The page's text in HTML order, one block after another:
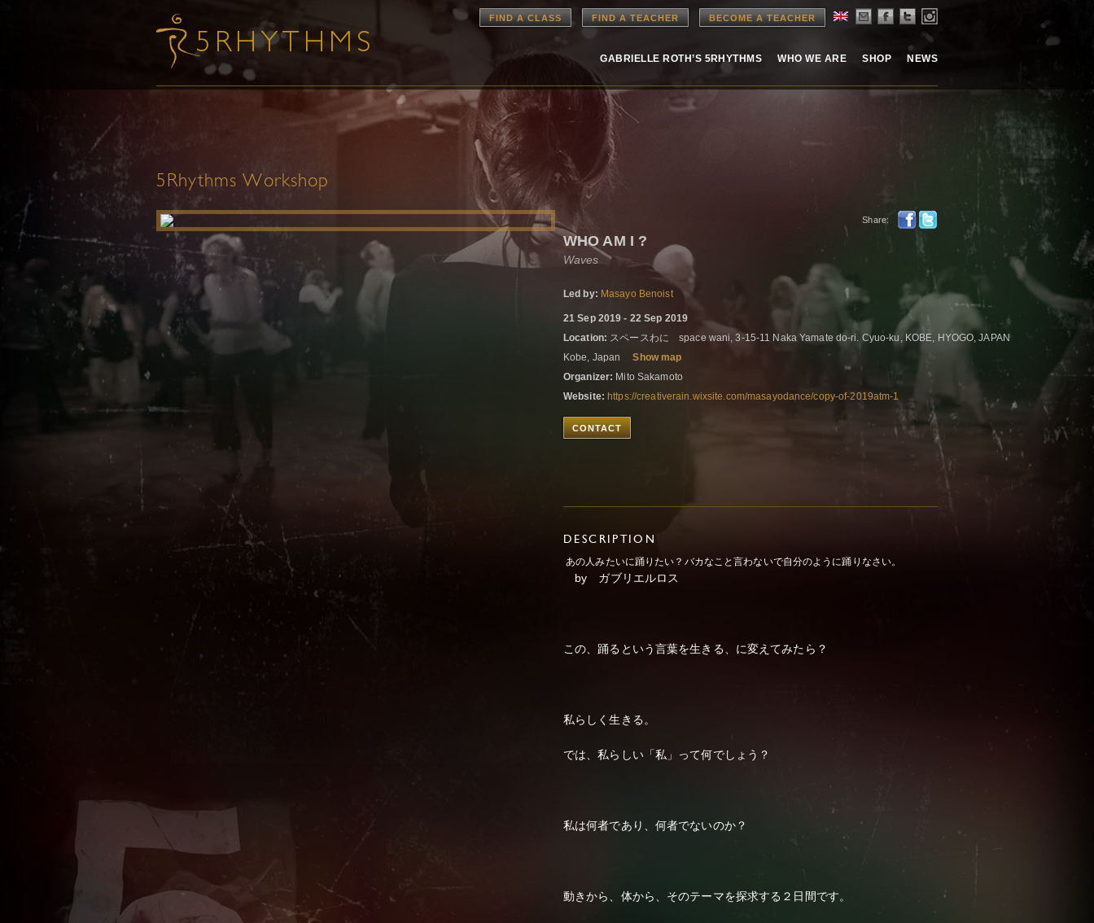
FIND A CLASS FIND A TEACHER BECOME A TEACHER
GABRIELLE ROTH’S 5RHYTHMS WHO WE ARE SHOP NEWS
5Rhythms Workshop
Share:
WHO AM I ?
Waves
Led by: Masayo Benoist
21 Sep 2019 - 22 Sep 2019
Location: スペースわに space wani, 3-15-11 Naka Yamate do-ri. Cyuo-ku, KOBE, HYOGO, JAPAN
Kobe, Japan
Show map
Organizer: Mito Sakamoto
Website: https://creativerain.wixsite.com/masayodance/copy-of-2019atm-1
CONTACT
DESCRIPTION
あの人みたいに踊りたい？バカなこと言わないで自分のように踊りなさい。
by ガブリエルロス
この、踊るという言葉を生きる、に変えてみたら？
私らしく生きる。
では、私らしい「私」って何でしょう？
私は何者であり、何者でないのか？
動きから、体から、そのテーマを探求する２日間です。